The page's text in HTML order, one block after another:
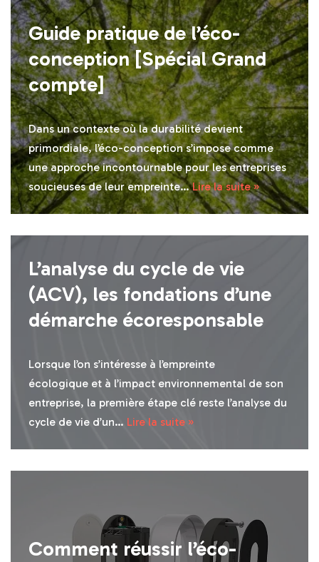
Guide pratique de l’éco-
conception [Spécial Grand
compte]
Dans un contexte où la durabilité devient
primordiale, l’éco-conception s’impose comme
une approche incontournable pour les entreprises
soucieuses de leur empreinte…Lire la suite »
L’analyse du cycle de vie
(ACV), les fondations d’une
démarche écoresponsable
Lorsque l’on s’intéresse à l’empreinte
écologique et à l’impact environnemental de son
entreprise, la première étape clé reste l’analyse du
cycle de vie d’un… Lire la suite »
Comment réussir l’éco-